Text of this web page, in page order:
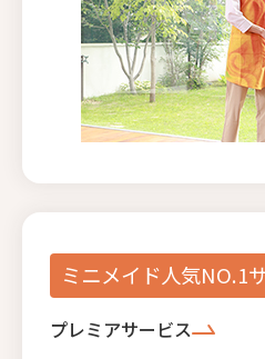
ミニメイド人気NO.1
プレミアサービス